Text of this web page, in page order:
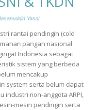
Yasni
rantai pendingin (cold
pangan nasional
Indonesia sebagai
sistem yang berbeda
mencakup
system serta belum dapat
industri non-anggota ARPI,
mesin pendingin serta